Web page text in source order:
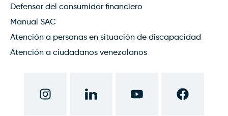
Defensor del consumidor financiero
Manual SAC
Atención a personas en situación de discapacidad
Atención a ciudadanos venezolanos